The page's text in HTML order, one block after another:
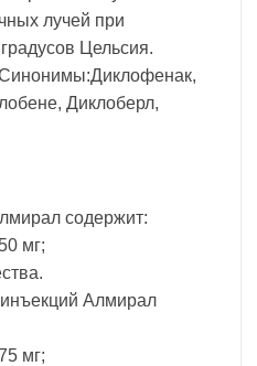
лучей при
Цельсия.
Диклоберл,
содержит:
мг;
Алмирал
мг;